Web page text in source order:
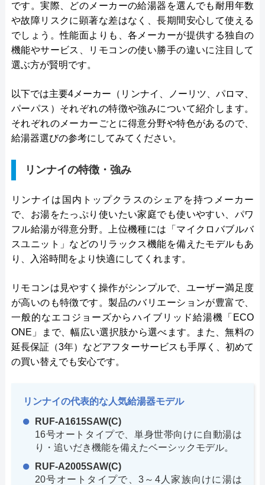
です。実際、どのメーカーの給湯器を選んでも耐用年数
や故障リスクに顕著な差はなく、長期間安心して使える
でしょう。性能面よりも、各メーカーが提供する独自の
機能やサービス、リモコンの使い勝手の違いに注目して
選ぶ方が賢明です。
以下では主要4メーカー（リンナイ、ノーリツ、パロマ、
パーパス）それぞれの特徴や強みについて紹介します。
それぞれのメーカーごとに得意分野や特色があるので、
給湯器選びの参考にしてみてください。
リンナイの特徴・強み
リンナイは国内トップクラスのシェアを持つメーカー
で、お湯をたっぷり使いたい家庭でも使いやすい、パワ
フル給湯が得意分野。上位機種には「マイクロバブルバ
スユニット」などのリラックス機能を備えたモデルもあ
り、入浴時間をより快適にしてくれます。
リモコンは見やすく操作がシンプルで、ユーザー満足度
が高いのも特徴です。製品のバリエーションが豊富で、
一般的なエコジョーズからハイブリッド給湯機「ECO
ONE」まで、幅広い選択肢から選べます。また、無料の
延長保証（3年）などアフターサービスも手厚く、初めて
の買い替えでも安心です。
リンナイの代表的な人気給湯器モデル
RUF-A1615SAW(C)
16号オートタイプで、単身世帯向けに自動湯は
り・追いだき機能を備えたベーシックモデル。
RUF-A2005SAW(C)
20号オートタイプで、3～4人家族向けに湯は